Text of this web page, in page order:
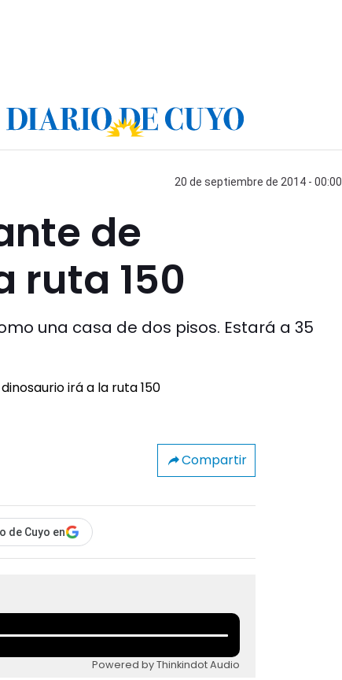
20 de septiembre de 2014 - 00:00
de
ruta 150
una casa de dos pisos. Estará a 35
Compartir
de Cuyo en
Powered by Thinkindot Audio